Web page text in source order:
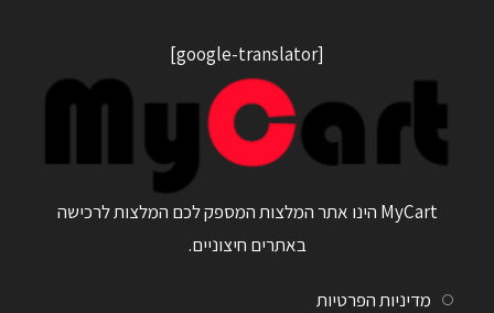
[google-translator]
MyCart הינו אתר המלצות המספק לכם המלצות לרכישה
באתרים חיצוניים.
מדיניות הפרטיות